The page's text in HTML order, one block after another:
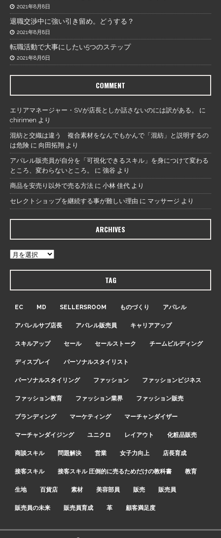
2021年8月8日
退職交渉中に強い引き留め。どうする？
2021年8月8日
転職活動で大事にしたい5つのステップ
2021年8月6日
COMMENT
エリアマネージャー・SVが店長としか話さないのには訳がある。
に
chirimen より
混紡と交織は違う 複合素材をなんでもかんで「混紡」と説明するの
は危険 に 向田拓翔 より
アパレル販売員が自分を「可視化できるスキル」を身につけて変わる
ところ、変わらないところ。
に 強谷 より
商品を安売り以外で売る方法 に 小林 佳代 より
セレクトショップを継続する事が難しい理由 に マッサージ より
ARCHIVES
TAG
EC MD SELLERSROOM ものづくり アパレル
アパレルサブ店長 アパレル販売員 キャリアアップ
スキルアップ セール セールストーク チームビルディング
ディスプレイ パーソナルスタイリスト
パーソナルスタイリング ファッション ファッションビジネス
ファッション教育 ファッション業界 ファッション販売
ブランディング マーケティング マーチャンダイザー
マーチャンダイジング ユニクロ レイアウト 化粧品販売
商談スキル 問題解決 営業 女子力向上 店長育成
接客スキル 接客スキル 圧倒的に売るためだけの教科書 教育
生地 百貨店 素材 美容部員 販売 販売員
販売員の未来 販売員育成 革 顧客満足度